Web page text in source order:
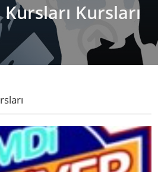
Kursları Kursları